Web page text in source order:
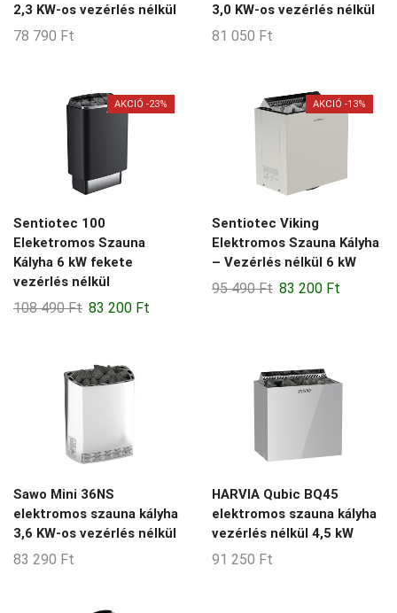
15-28-m3
15-30-m3
17-18-m3
17-29-m3
18-22-m3
2-14-m3
2-3-m3
2-4-m3
2-5-m3
2-6-m3
20-24-m3
20-50-m3
21-22-m3
25-35-m3
28-36-m3
3-4-m3
3-5-m3
2,3 KW-os vezérlés nélkül
78 790 Ft
3,0 KW-os vezérlés nélkül
81 050 Ft
AKCIÓ -23%
Sentiotec 100
Eleketromos Szauna
Kályha 6 kW fekete
vezérlés nélkül
108 490Ft Original
108
490 Ft.
83 200 Ft
AKCIÓ -13%
Sentiotec Viking
Elektromos Szauna Kályha
– Vezérlés nélkül 6 kW
95 490Ft Original
490 Ft.
83 200 Ft
Sawo Mini 36NS
elektromos szauna kályha
3,6 KW-os vezérlés nélkül
83 290 Ft
HARVIA Qubic BQ45
elektromos szauna kályha
vezérlés nélkül 4,5 kW
91 250 Ft